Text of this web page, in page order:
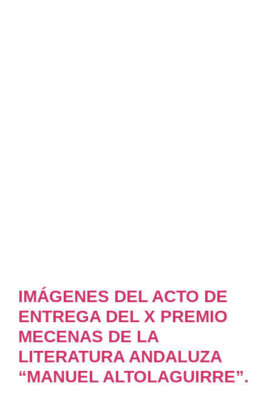
IMÁGENES DEL ACTO DE
ENTREGA DEL X PREMIO
MECENAS DE LA
LITERATURA ANDALUZA
“MANUEL ALTOLAGUIRRE”.